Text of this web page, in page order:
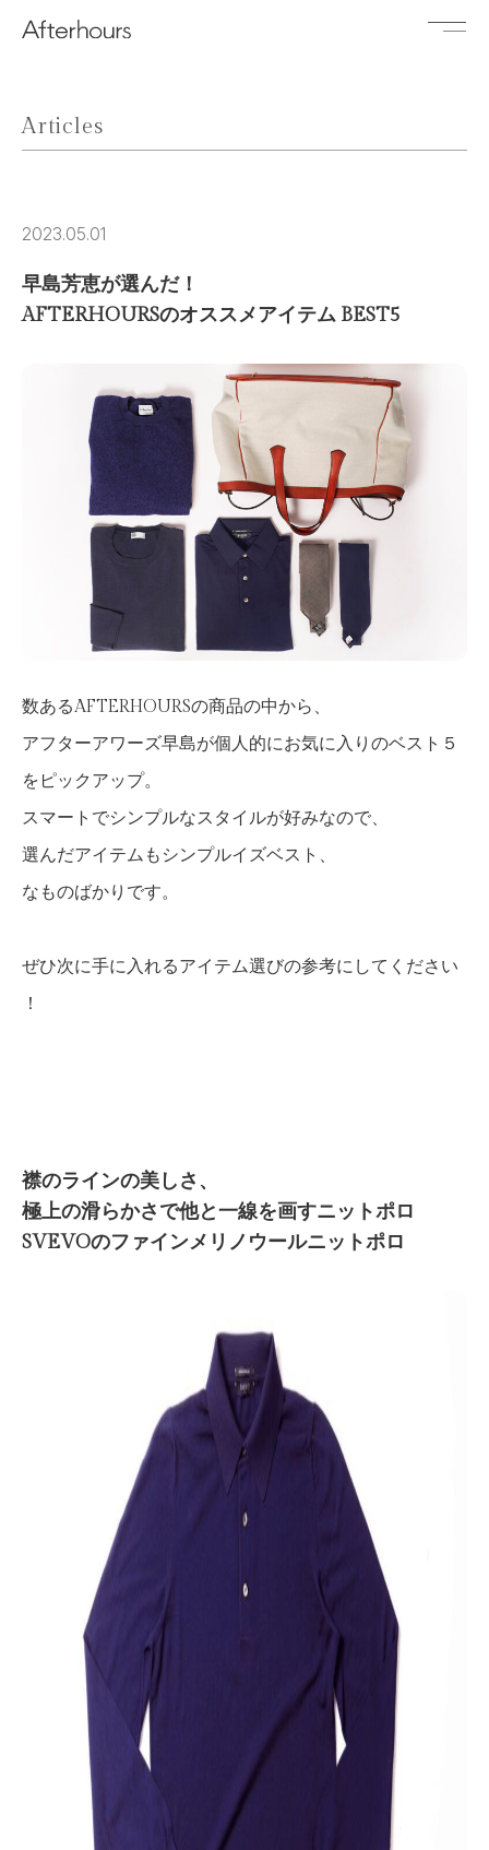
Articles
2023.05.01
早島芳恵が選んだ！
AFTERHOURSのオススメアイテム BEST5
数あるAFTERHOURSの商品の中から、
アフターアワーズ早島が個人的にお気に入りのベスト５
をピックアップ。
スマートでシンプルなスタイルが好みなので、
選んだアイテムもシンプルイズベスト、
なものばかりです。
ぜひ次に手に入れるアイテム選びの参考にしてください
！
襟のラインの美しさ、
極上の滑らかさで他と一線を画すニットポロ
SVEVOのファインメリノウールニットポロ